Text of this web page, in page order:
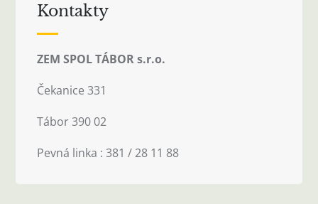
Kontakty
ZEM SPOL TÁBOR s.r.o.
Čekanice 331
Tábor 390 02
Pevná linka : 381 / 28 11 88